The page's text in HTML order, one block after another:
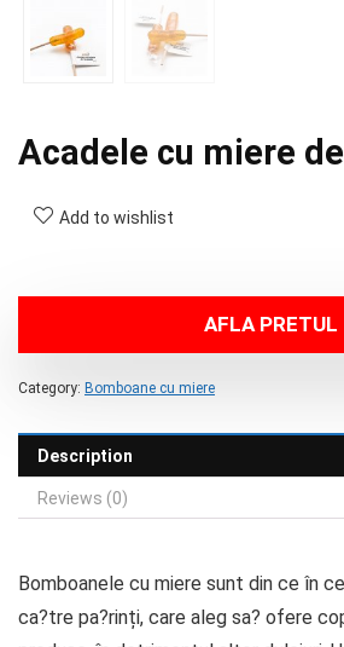
Acadele cu miere
Add to wishlist
AFLA PRETUL
Category: Bomboane cu miere
Description
Reviews (0)
Bomboanele cu miere sunt din ce în
ca?tre pa?rinți, care aleg sa? ofere